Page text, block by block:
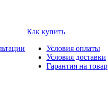
Как купить
Условия оплаты
Условия доставки
Гарантия на товар